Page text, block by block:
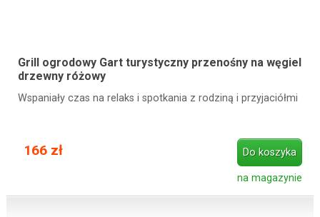
Grill ogrodowy Gart turystyczny przenośny na węgiel
drzewny różowy
Wspaniały czas na relaks i spotkania z rodziną i przyjaciółmi
166 zł Do koszyka
na magazynie